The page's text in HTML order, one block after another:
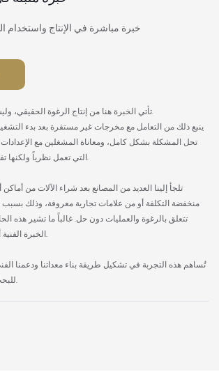
خبرة مباشرة في الإنتاج واستخدام
تأتي الخبرة هنا من إنتاج الرغوة الحقيقي، وليس من المواصفات وحدها.
ينبع ذلك من التعامل مع مخرجات غير مستقرة بعد بدء التشغيل،
تحل المشكلة بشكل كامل، ومعاناة المشغلين مع الإعدادات
التي تعمل نظرياً ولكنها تفشل تحت الضغط اليومي.
تلجأ إلينا العديد من المصانع بعد شراء الآلات من
منخفضة التكلفة أو من علامات تجارية معروفة، وذلك
تتعلق بالرغوة والعمليات دون حل. غالباً ما تشير هذه
الخبرة الفنية أو في خدمات ما بعد البيع.
تُساهم هذه التجربة في تشكيل طريقة بناء معداتنا ودعمنا
للبحث عن إجابات بعد التثبيت.